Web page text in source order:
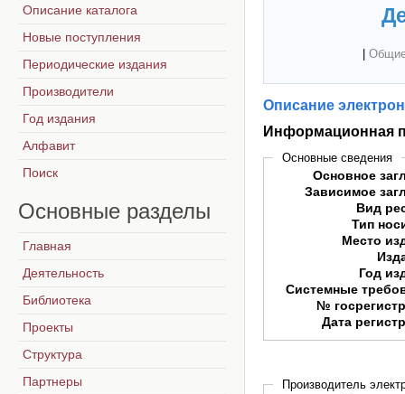
Описание
Информационная
Основные сведения
Основное
Зависимое
Вид
Тип
Место
Год
Системные
№
Дата
Производитель
Описание каталога
Новые поступления
Периодические издания
Производители
Год издания
Алфавит
Поиск
Основные разделы
Главная
Деятельность
Библиотека
Проекты
Структура
Партнеры